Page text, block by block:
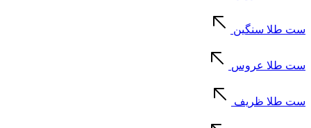
ست طلا سنگین
ست طلا عروس
ست طلا ظریف